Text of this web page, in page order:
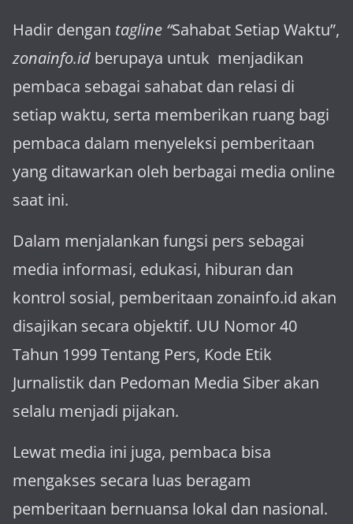
Hadir dengan tagline “Sahabat Setiap Waktu”,
zonainfo.id berupaya untuk menjadikan
pembaca sebagai sahabat dan relasi di
setiap waktu, serta memberikan ruang bagi
pembaca dalam menyeleksi pemberitaan
yang ditawarkan oleh berbagai media online
saat ini.
Dalam menjalankan fungsi pers sebagai
media informasi, edukasi, hiburan dan
kontrol sosial, pemberitaan zonainfo.id akan
disajikan secara objektif. UU Nomor 40
Tahun 1999 Tentang Pers, Kode Etik
Jurnalistik dan Pedoman Media Siber akan
selalu menjadi pijakan.
Lewat media ini juga, pembaca bisa
mengakses secara luas beragam
pemberitaan bernuansa lokal dan nasional.